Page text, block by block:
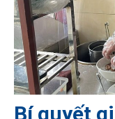
Bí quyết